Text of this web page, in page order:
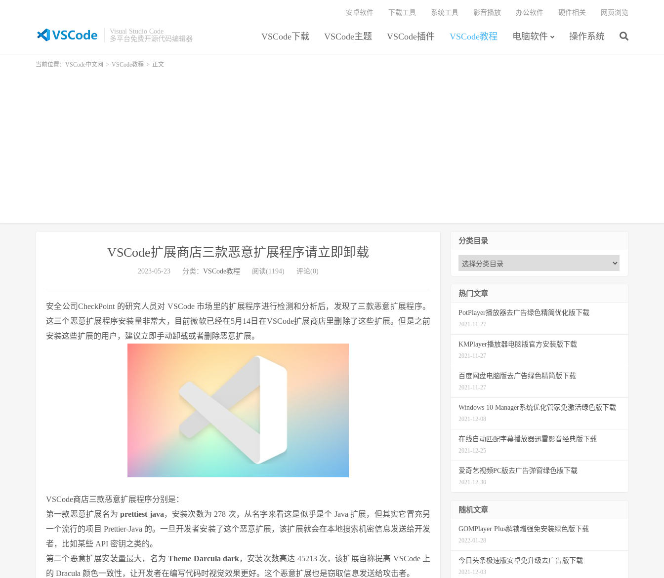
Visual Studio Code
多平台免费开源代码编辑器
VSCode下载 VSCode主题 VSCode插件 VSCode教程 电脑软件 操作系统
安卓软件 下载工具 系统工具 影音播放 办公软件 硬件相关 网页浏览
当前位置： VSCode中文网 > VSCode教程 > 正文
VSCode扩展商店三款恶意扩展程序请立即卸载
2023-05-23 分类： VSCode教程 阅读(1194) 评论(0)
安全公司CheckPoint 的研究人员对 VSCode 市场里的扩展程序进行检测和分析后，发现了三款恶意扩展程序。
这三个恶意扩展程序安装量非常大，目前微软已经在5月14日在VSCode扩展商店里删除了这些扩展。但是之前
安装这些扩展的用户，建议立即手动卸载或者删除恶意扩展。
VSCode商店三款恶意扩展程序分别是：
第一款恶意扩展名为prettiest java，安装次数为 278 次，从名字来看这是似乎是个 Java 扩展，但其实它冒充另
一个流行的项目 Prettier-Java 的。一旦开发者安装了这个恶意扩展，该扩展就会在本地搜索机密信息发送给开发
者，比如某些 API 密钥之类的。
第二个恶意扩展安装量最大，名为Theme Darcula dark，安装次数高达 45213 次，该扩展自称提高 VSCode 上
的 Dracula 颜色一致性，让开发者在编写代码时视觉效果更好。这个恶意扩展也是窃取信息发送给攻击者。
分类目录
热门文章
PotPlayer播放器去广告绿色精简优化版下载
2021-11-27
KMPlayer播放器电脑版官方安装版下载
2021-11-27
百度网盘电脑版去广告绿色精简版下载
2021-11-27
Windows 10 Manager系统优化管家免激活绿色版下载
2021-12-08
在线自动匹配字幕播放器迅雷影音经典版下载
2021-12-25
爱奇艺视频PC版去广告弹窗绿色版下载
2021-12-30
随机文章
GOMPlayer Plus解锁增强免安装绿色版下载
2022-01-28
今日头条极速版安卓免升级去广告版下载
2021-12-03